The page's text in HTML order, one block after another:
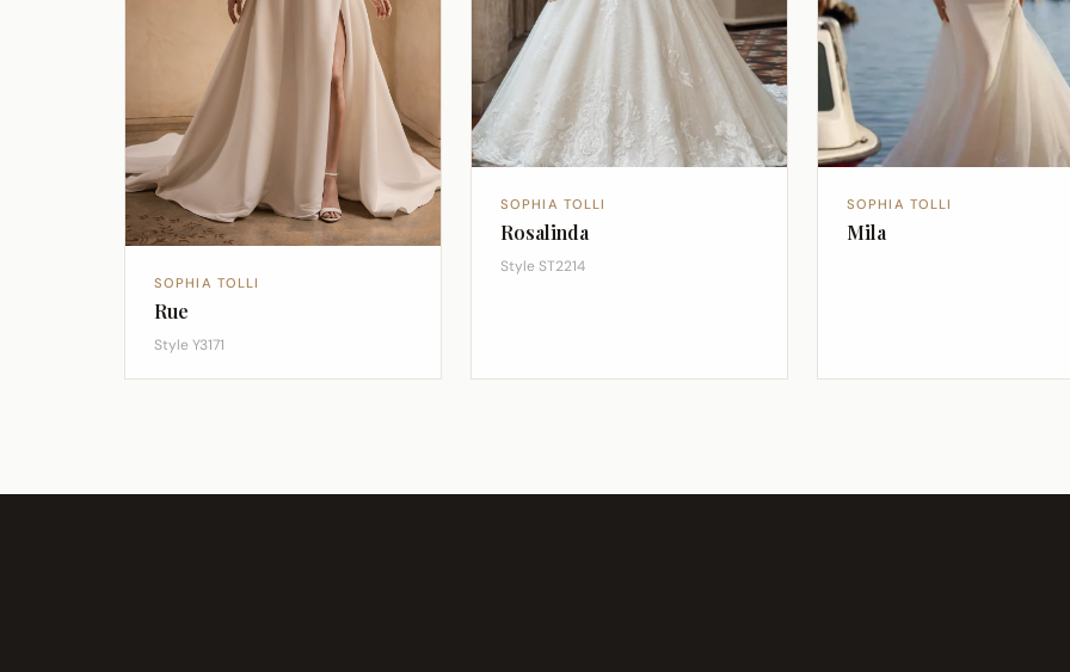
SOPHIA TOLLI
Rue
Style Y3171
SOPHIA TOLLI
Rosalinda
Style ST2214
SOPHIA TOLLI
Mila